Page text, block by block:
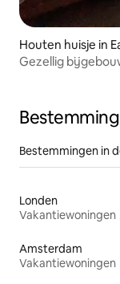
Houten huisje in
Gezellig
Bestemmingen in
Londen
Vakantiewoningen
Amsterdam
Vakantiewoningen